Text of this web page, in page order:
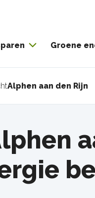
Groene
Alphen aan den Rijn